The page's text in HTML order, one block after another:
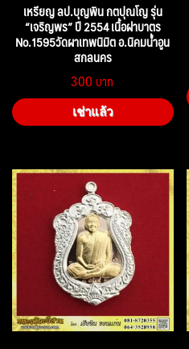
เหรียญ ลป.บุญพิน กตปุณโญ รุ่น
“เจริญพร” ปี 2554 เนื้อฝาบาตร
No.1595วัดผาเทพนิมิต อ.นิคมน้ำอูน
สกลนคร
300
เช่าแล้ว